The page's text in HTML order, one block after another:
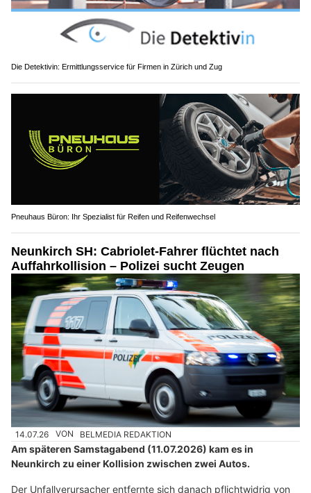
Die Detektivin: Ermittlungsservice für Firmen in Zürich und Zug
Pneuhaus Büron: Ihr Spezialist für Reifen und Reifenwechsel
Neunkirch SH: Cabriolet-Fahrer flüchtet nach
Auffahrkollision – Polizei sucht Zeugen
14.07.26 VON BELMEDIA REDAKTION
Am späteren Samstagabend (11.07.2026) kam es in
Neunkirch zu einer Kollision zwischen zwei Autos.
Der Unfallverursacher entfernte sich danach pflichtwidrig von